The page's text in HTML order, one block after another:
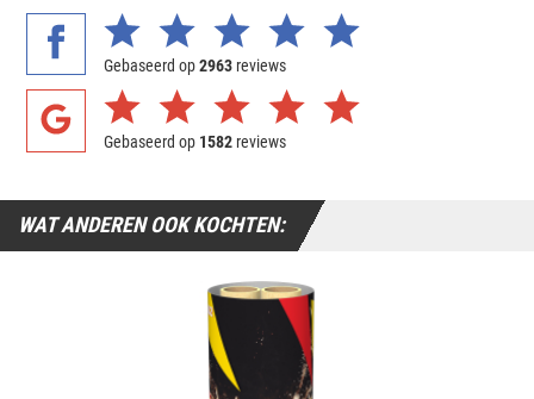
Gebaseerd op2963 reviews
Gebaseerd op 1582 reviews
WAT ANDEREN OOK KOCHTEN: